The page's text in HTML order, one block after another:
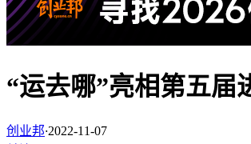
“运去哪”亮相第五届
创业邦·2022-11-07